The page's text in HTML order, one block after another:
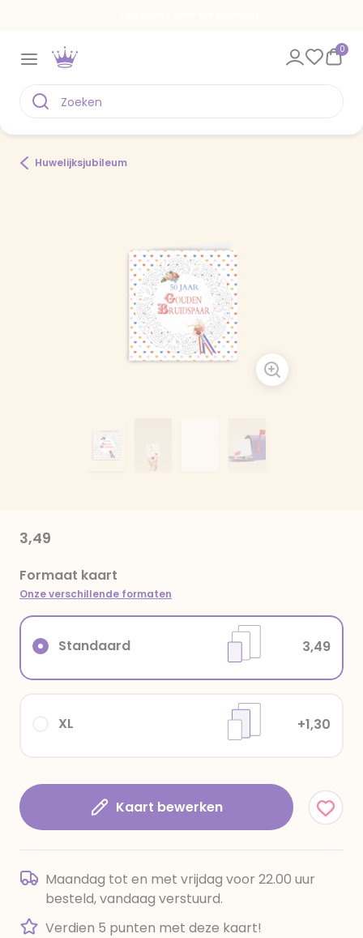
0
Huwelijksjubileum
3,49
Formaat kaart
Onze verschillende formaten
XL +1,30
Standaard 3,49
Kaart bewerken
Maandag tot en met vrijdag voor 22.00 uur
besteld, vandaag verstuurd.
Verdien 5 punten met deze kaart!